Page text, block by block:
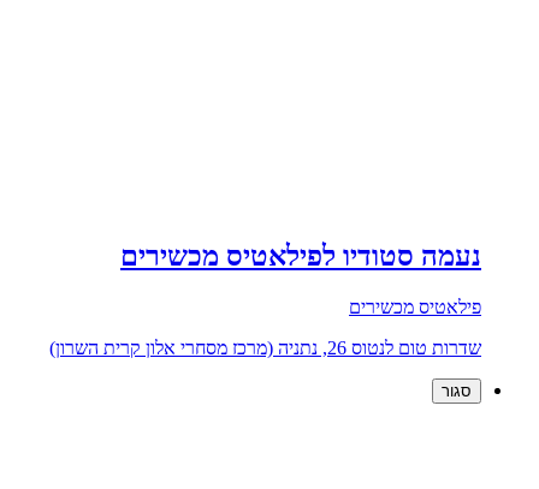
נעמה סטודיו לפילאטיס מכשירים
פילאטיס מכשירים
שדרות טום לנטוס 26, נתניה (מרכז מסחרי אלון קרית השרון)
סגור